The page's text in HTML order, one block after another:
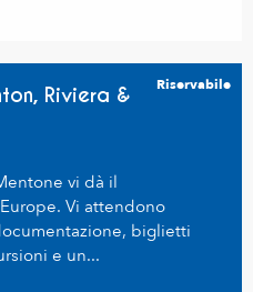
Riviera &
vi dà il
Vi attendono
biglietti
e un...
Riservabile